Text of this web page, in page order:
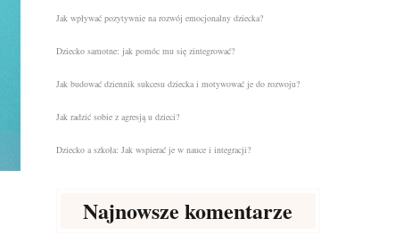
Jak wpływać pozytywnie na rozwój emocjonalny dziecka?
Dziecko samotne: jak pomóc mu się zintegrować?
Jak budować dziennik sukcesu dziecka i motywować je do rozwoju?
Jak radzić sobie z agresją u dzieci?
Dziecko a szkoła: Jak wspierać je w nauce i integracji?
Najnowsze komentarze